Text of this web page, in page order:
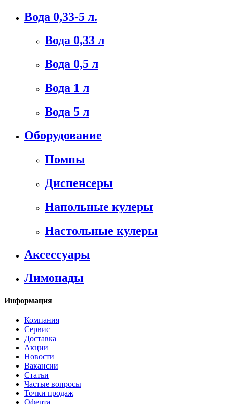
Вода 0,33-5 л.
Вода 0,33 л
Вода 0,5 л
Вода 1 л
Вода 5 л
Оборудование
Помпы
Диспенсеры
Напольные кулеры
Настольные кулеры
Аксессуары
Лимонады
Информация
Компания
Сервис
Доставка
Акции
Новости
Вакансии
Статьи
Частые вопросы
Точки продаж
Оферта